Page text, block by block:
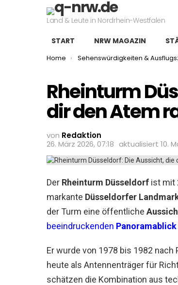
Land & Leute in Nordrhein-Westfalen
START NRW MAGAZIN
You are here:
Home Sehenswürdigkeiten &
Rheinturm
dir den Atem
von Redaktion
26. März 2026, 07:18 aktualisiert 10.
Der Rheinturm Düsseldorf ist mit
markante Düsseldorfer
der Turm eine öffentliche
beeindruckenden Panoramablick
Er wurde von 1978 bis 1982 nach
heute als Antennenträger für
schätzen die Kombination aus